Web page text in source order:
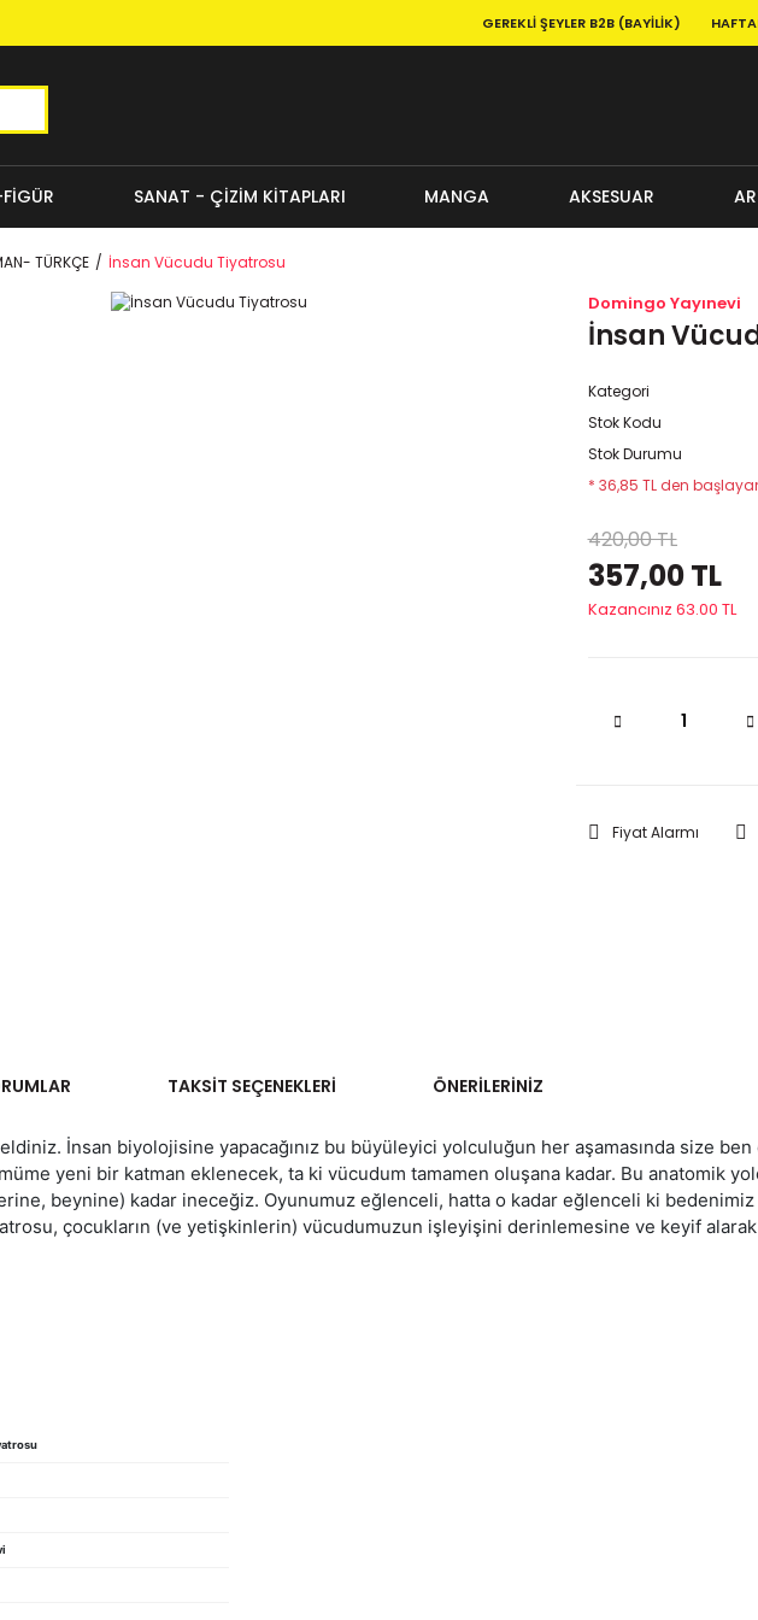
GEREKLI ŞEYLER B2B (BAYILIK)
FİGÜR SANAT - ÇİZİM KİTAPLARI MANGA AKSESUAR
TÜRKÇE İnsan Vücudu Tiyatrosu
Domingo Yayınevi
İnsan
Kategori
Stok Kodu
Stok Durumu
* 36,85 TL den
420,00 TL
357,00 TL
Kazancınız 63.00 TL
Fiyat Alarmı
TAKSIT SEÇENEKLERI ÖNERILERINIZ
İnsan biyolojisine yapacağınız bu büyüleyici yolculuğun her aşamasında size
yeni bir katman eklenecek, ta ki vücudum tamamen oluşana kadar. Bu anatomik
beynine) kadar ineceğiz. Oyunumuz eğlenceli, hatta o kadar eğlenceli ki
çocukların (ve yetişkinlerin) vücudumuzun işleyişini derinlemesine ve keyif